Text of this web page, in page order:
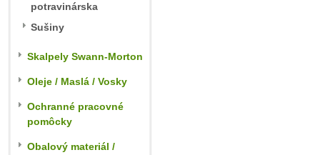
potravinárska
Sušiny
Skalpely Swann-Morton
Oleje / Maslá / Vosky
Ochranné pracovné
pomôcky
Obalový materiál /